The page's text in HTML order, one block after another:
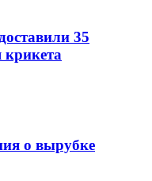
35
о вырубке